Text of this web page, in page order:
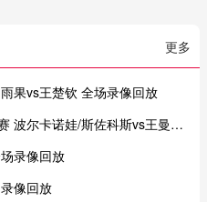
更多
果vs王楚钦 全场录像回放
娃/斯佐科斯vs王曼昱/蒯曼 全场录像回放
录像回放
像回放